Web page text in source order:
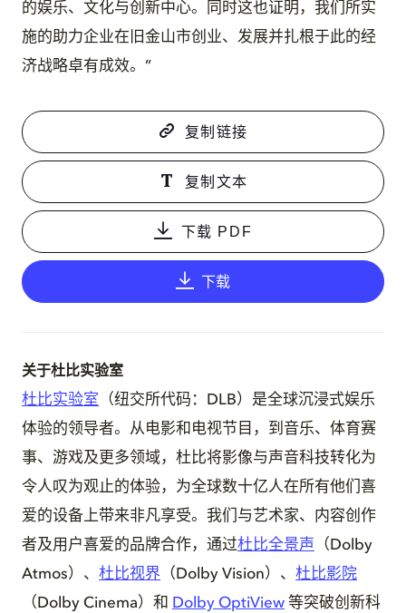
的娱乐、文化与创新中心。同时这也证明，我们所实
施的助力企业在旧金山市创业、发展并扎根于此的经
济战略卓有成效。”
复制链接
复制文本
下载 PDF
下载
关于杜比实验室
杜比实验室 （纽交所代码：DLB）是全球沉浸式娱乐
体验的领导者。从电影和电视节目，到音乐、体育赛
事、游戏及更多领域，杜比将影像与声音科技转化为
令人叹为观止的体验，为全球数十亿人在所有他们喜
爱的设备上带来非凡享受。我们与艺术家、内容创作
者及用户喜爱的品牌合作，通过杜比全景声
（Dolby
Atmos）、 杜比视界 （Dolby Vision）、 杜比影院
（Dolby Cinema）和 Dolby OptiView 等突破创新科